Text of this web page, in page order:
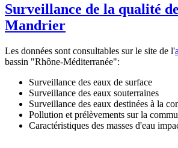
Surveillance de la qualité
Mandrier
Les données sont consultables sur le site de l'
bassin "Rhône-Méditerranée":
Surveillance des eaux de surface
Surveillance des eaux souterraines
Surveillance des eaux destinées à la
Pollution et prélèvements sur la
Caractéristiques des masses d'eau